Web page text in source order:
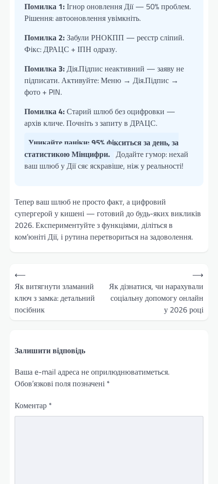
Помилка 1:Ігнор оновлення Дії — 50% проблем.
Рішення: автооновлення увімкніть.
Помилка 2:Забули РНОКПП — реєстр сліпий.
Фікс: ДРАЦС + ІПН одразу.
Помилка 3:Дія.Підпис неактивний — заяву не
підписати. Активуйте: Меню → Дія.Підпис →
фото + PIN.
Помилка 4:Старий шлюб без оцифровки —
архів кличе. Почніть з запиту в ДРАЦС.
Уникайте паніки: 95% фікситься за день, за
статистикою Мінцифри. Додайте гумор: нехай
ваш шлюб у Дії сяє яскравіше, ніж у реальності!
Тепер ваш шлюб не просто факт, а цифровий
супергерой у кишені — готовий до будь-яких викликів
2026. Експериментуйте з функціями, діліться в
ком’юніті Дії, і рутина перетвориться на задоволення.
Навігація
записів
⟵
Як витягнути зламаний
ключ з замка: детальний
посібник
Як дізнатися, чи нарахували
соціальну допомогу онлайн
у 2026 році
⟶
Залишити відповідь
Ваша e-mail адреса не оприлюднюватиметься.
Обов’язкові поля позначені *
Коментар *